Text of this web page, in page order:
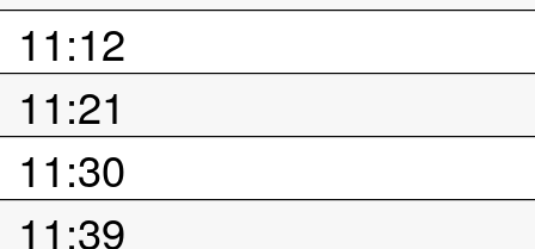
11:12
11:21
11:30
11:39